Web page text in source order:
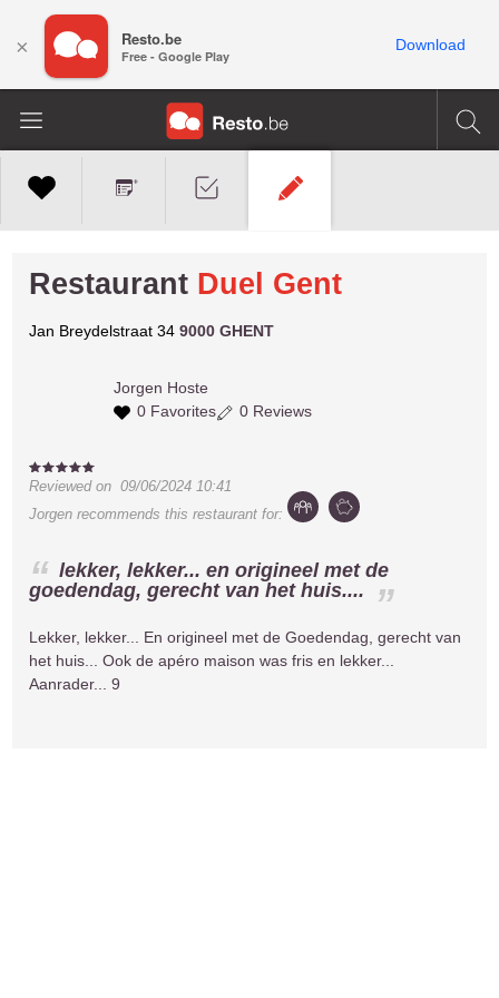
Restaurant Duel Gent
Jan Breydelstraat 349000 GHENT
Jorgen Hoste
0 Favorites
0 Reviews
Reviewed on09/06/2024 10:41
Jorgen recommends this restaurant for:
lekker, lekker... en origineel met de
goedendag, gerecht van het huis....
Lekker, lekker... En origineel met de Goedendag, gerecht van
het huis... Ook de apéro maison was fris en lekker...
Aanrader... 9
× Resto.be
Free - Google Play
Download